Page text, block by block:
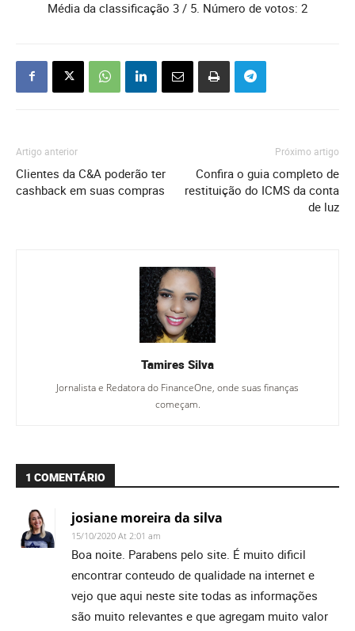
Média da classificação 3 / 5. Número de votos: 2
Artigo anterior
Clientes da C&A poderão ter
cashback em suas compras
Próximo artigo
Confira o guia completo de
restituição do ICMS da conta
de luz
Tamires Silva
Jornalista e Redatora do FinanceOne, onde suas finanças
começam.
1 COMENTÁRIO
josiane moreira da silva
15/10/2020 At 2:01 am
Boa noite. Parabens pelo site. É muito dificil
encontrar conteudo de qualidade na internet e
vejo que aqui neste site todas as informações
são muito relevantes e que agregam muito valor